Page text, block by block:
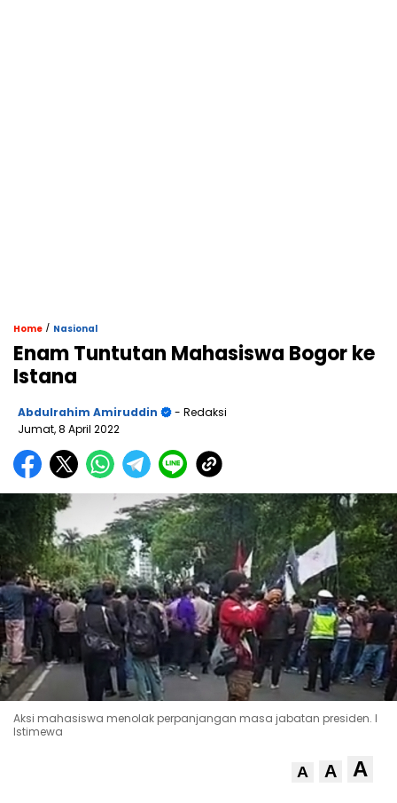
Home / Nasional
Enam Tuntutan Mahasiswa Bogor ke
Istana
Abdulrahim Amiruddin
- Redaksi
Jumat, 8 April 2022
Aksi mahasiswa menolak perpanjangan masa jabatan presiden. l
Istimewa
A A A